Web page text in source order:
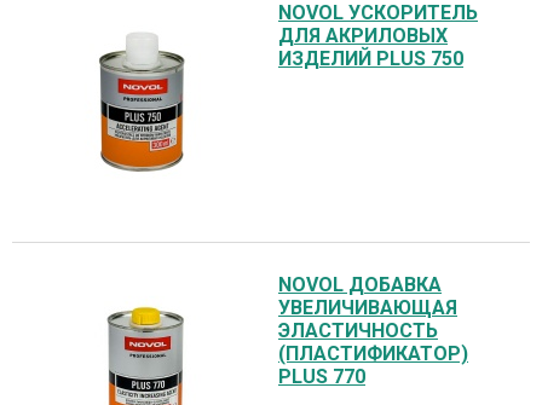
NOVOL УСКОРИТЕЛЬ
ДЛЯ АКРИЛОВЫХ
ИЗДЕЛИЙ PLUS 750
NOVOL ДОБАВКА
УВЕЛИЧИВАЮЩАЯ
ЭЛАСТИЧНОСТЬ
(ПЛАСТИФИКАТОР)
PLUS 770